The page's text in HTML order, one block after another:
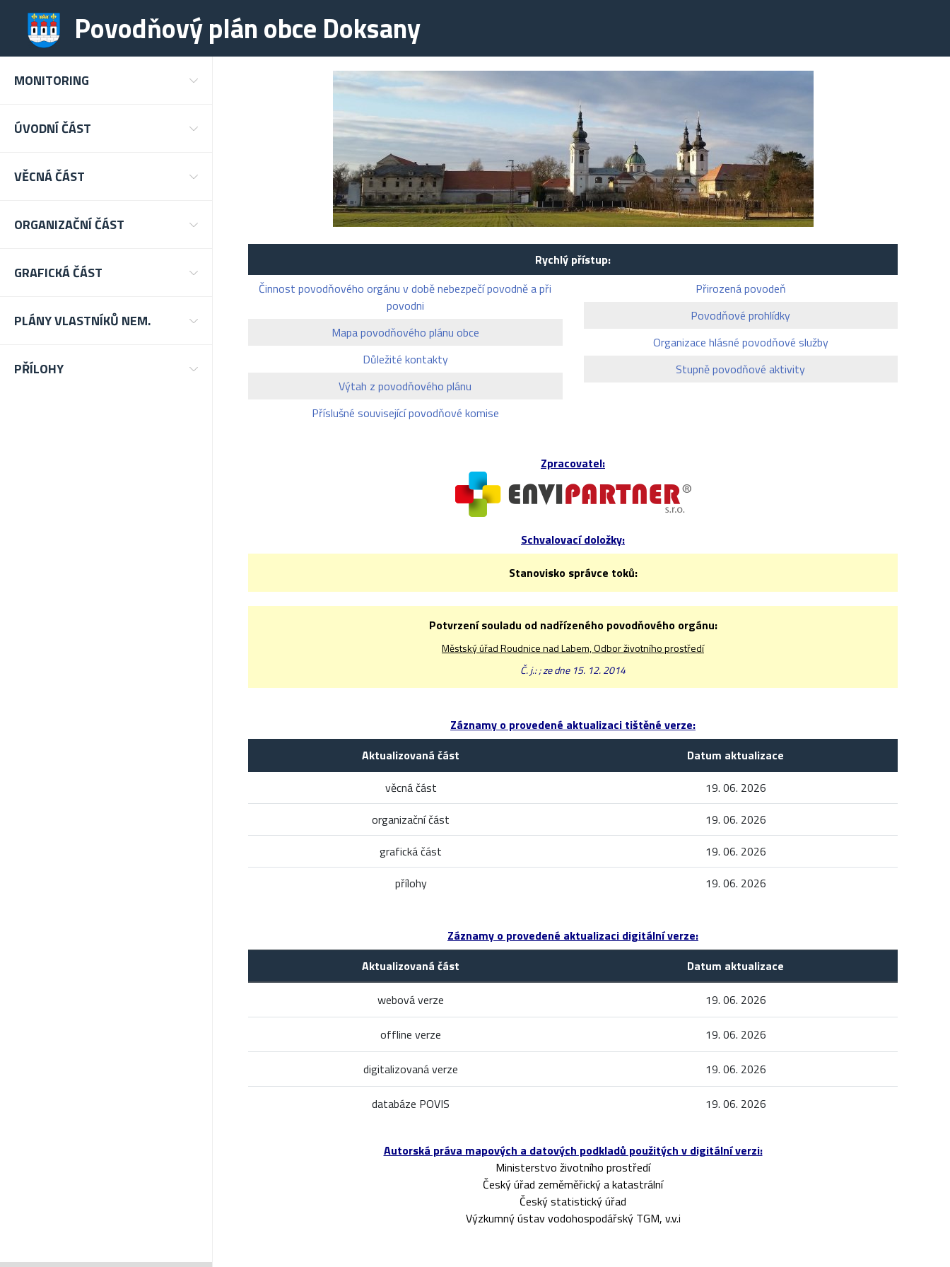
Povodňový plán obce Doksany
MONITORING
ÚVODNÍ ČÁST
VĚCNÁ ČÁST
ORGANIZAČNÍ ČÁST
GRAFICKÁ ČÁST
PLÁNY VLASTNÍKŮ NEM.
PŘÍLOHY
Rychlý přístup:
Činnost povodňového orgánu v době nebezpečí povodně a při
povodni
Mapa povodňového plánu obce
Důležité kontakty
Výtah z povodňového plánu
Příslušné související povodňové komise
Přirozená povodeň
Povodňové prohlídky
Organizace hlásné povodňové služby
Stupně povodňové aktivity
Zpracovatel:
Schvalovací doložky:
Stanovisko správce toků:
Potvrzení souladu od nadřízeného povodňového orgánu:
Městský úřad Roudnice nad Labem, Odbor životního prostředí
Č. j.: ; ze dne 15. 12. 2014
Záznamy o provedené aktualizaci tištěné verze:
Aktualizovaná část
Datum aktualizace
věcná část
19. 06. 2026
organizační část
19. 06. 2026
grafická část
19. 06. 2026
přílohy
19. 06. 2026
Záznamy o provedené aktualizaci digitální verze:
Aktualizovaná část
Datum aktualizace
webová verze
19. 06. 2026
offline verze 19. 06. 2026
digitalizovaná verze 19. 06. 2026
databáze POVIS 19. 06. 2026
Autorská práva mapových a datových podkladů použitých v digitální verzi:
Ministerstvo životního prostředí
Český úřad zeměměřický a katastrální
Český statistický úřad
Výzkumný ústav vodohospodářský TGM, v.v.i